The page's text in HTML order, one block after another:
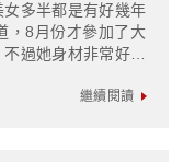
多半都是有好幾年
，8月份才參加了大
過她身材非常好！
繼續閱讀